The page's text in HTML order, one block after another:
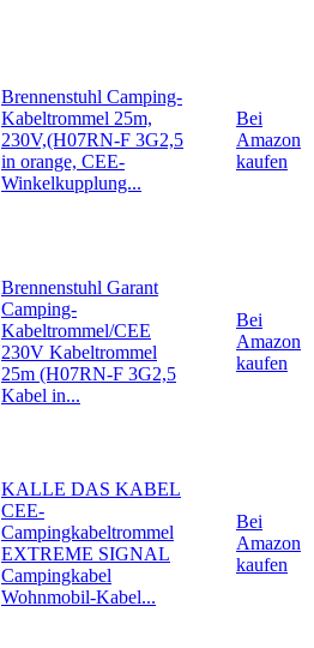
Brennenstuhl Camping-
Kabeltrommel 25m,
230V,(H07RN-F 3G2,5
in orange, CEE-
Winkelkupplung...
Bei
Amazon
kaufen
Brennenstuhl Garant
Camping-
Kabeltrommel/CEE
230V Kabeltrommel
25m (H07RN-F 3G2,5
Kabel in...
Bei
Amazon
kaufen
KALLE DAS KABEL
CEE-
Campingkabeltrommel
EXTREME SIGNAL
Campingkabel
Wohnmobil-Kabel...
Bei
Amazon
kaufen